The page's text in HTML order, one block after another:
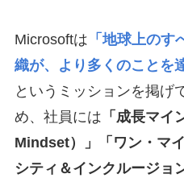
Microsoftは 「地球上のす
織が、より多くのことを
というミッションを掲げ
め、社員には 「成長マ
Mindset）」「ワン・マ
シティ＆インクルージョ